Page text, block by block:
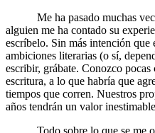
Me ha pasado muchas
alguien me ha contado su
escríbelo. Sin más intención que
ambiciones literarias (o sí,
escribir, grábate. Conozco pocas
escritura, a lo que habría que
tiempos que corren. Nuestros
años tendrán un valor
Todo sobre lo que se me